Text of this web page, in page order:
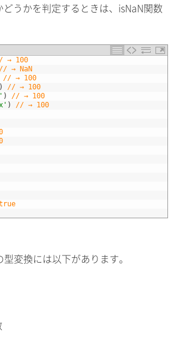
うかを判定するときは、isNaN関数
→ 100
// → NaN
// → 100
)
// → 100
)
// → 100
) // → 100
変換には以下があります。